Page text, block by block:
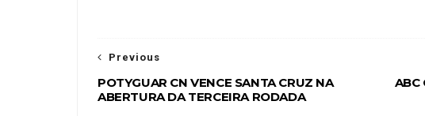
ABC
Previous
POTYGUAR CN VENCE SANTA CRUZ NA
ABERTURA DA TERCEIRA RODADA